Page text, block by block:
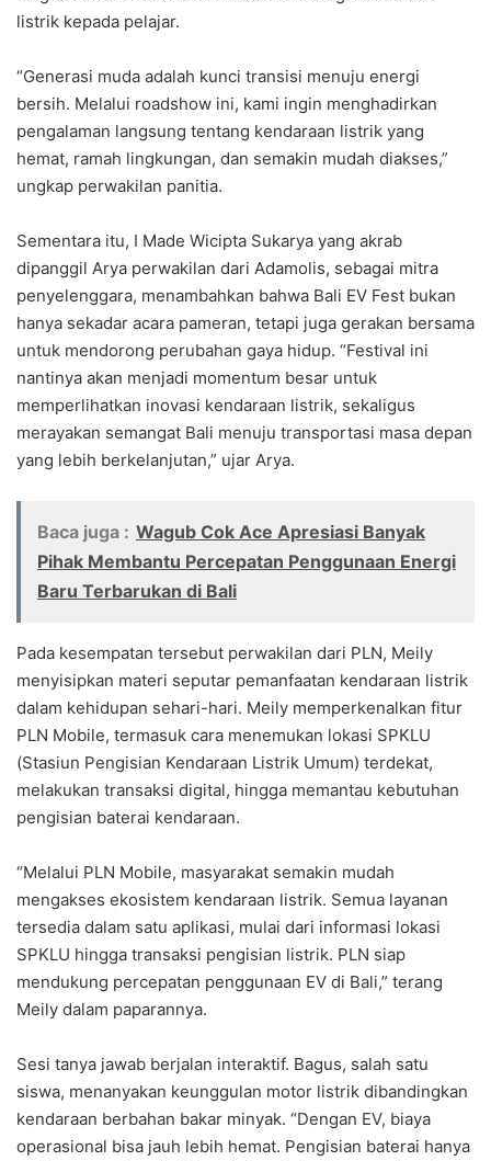
listrik kepada pelajar.
“Generasi muda adalah kunci transisi menuju energi
bersih. Melalui roadshow ini, kami ingin menghadirkan
pengalaman langsung tentang kendaraan listrik yang
hemat, ramah lingkungan, dan semakin mudah diakses,”
ungkap perwakilan panitia.
Sementara itu, I Made Wicipta Sukarya yang akrab
dipanggil Arya perwakilan dari Adamolis, sebagai mitra
penyelenggara, menambahkan bahwa Bali EV Fest bukan
hanya sekadar acara pameran, tetapi juga gerakan bersama
untuk mendorong perubahan gaya hidup. “Festival ini
nantinya akan menjadi momentum besar untuk
memperlihatkan inovasi kendaraan listrik, sekaligus
merayakan semangat Bali menuju transportasi masa depan
yang lebih berkelanjutan,” ujar Arya.
Baca juga : Wagub Cok Ace Apresiasi Banyak
Pihak Membantu Percepatan Penggunaan Energi
Baru Terbarukan di Bali
Pada kesempatan tersebut perwakilan dari PLN, Meily
menyisipkan materi seputar pemanfaatan kendaraan listrik
dalam kehidupan sehari-hari. Meily memperkenalkan fitur
PLN Mobile, termasuk cara menemukan lokasi SPKLU
(Stasiun Pengisian Kendaraan Listrik Umum) terdekat,
melakukan transaksi digital, hingga memantau kebutuhan
pengisian baterai kendaraan.
“Melalui PLN Mobile, masyarakat semakin mudah
mengakses ekosistem kendaraan listrik. Semua layanan
tersedia dalam satu aplikasi, mulai dari informasi lokasi
SPKLU hingga transaksi pengisian listrik. PLN siap
mendukung percepatan penggunaan EV di Bali,” terang
Meily dalam paparannya.
Sesi tanya jawab berjalan interaktif. Bagus, salah satu
siswa, menanyakan keunggulan motor listrik dibandingkan
kendaraan berbahan bakar minyak. “Dengan EV, biaya
operasional bisa jauh lebih hemat. Pengisian baterai hanya